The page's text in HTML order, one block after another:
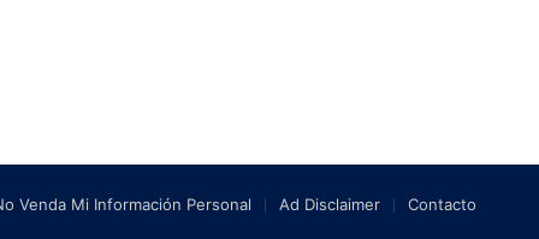
Venda Mi Información Personal Ad Disclaimer Contacto